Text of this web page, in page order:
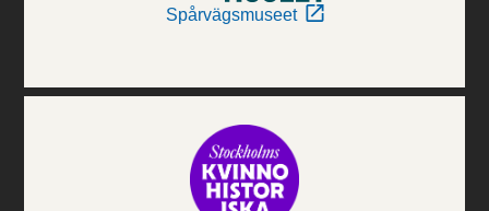
Spårvägsmuseet